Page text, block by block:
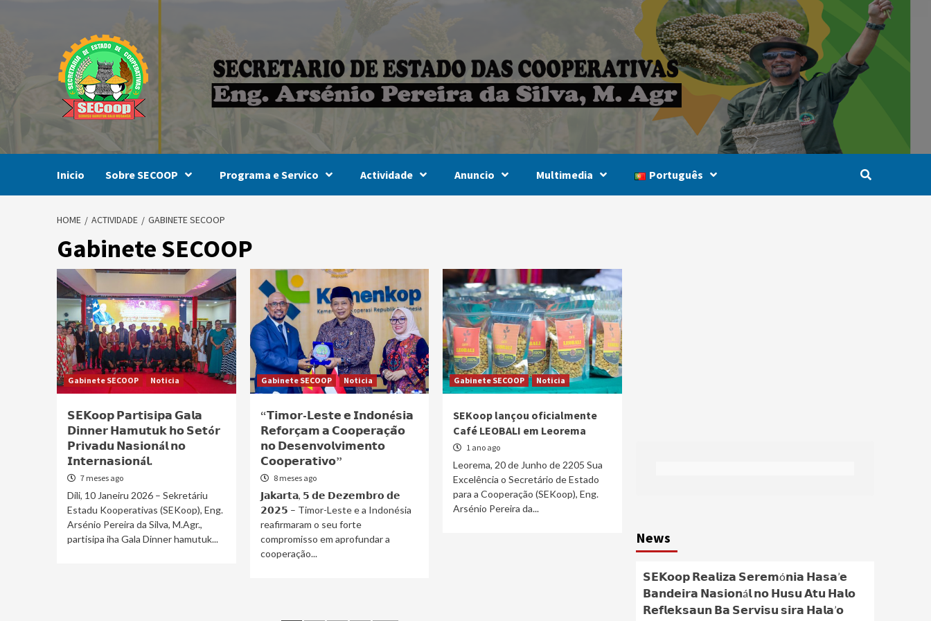
content
Inicio Sobre SECOOP Programa e Servico Actividade Anuncio Multimedia Português
HOME ACTIVIDADE GABINETE SECOOP
Gabinete SECOOP
Gabinete SECOOP Noticia
𝗦𝗘𝗞𝗼𝗼𝗽 𝗣𝗮𝗿𝘁𝗶𝘀𝗶𝗽𝗮 𝗚𝗮𝗹𝗮
𝗗𝗶𝗻𝗻𝗲𝗿 𝗛𝗮𝗺𝘂𝘁𝘂𝗸 𝗵𝗼 𝗦𝗲𝘁ó𝗿
𝗣𝗿𝗶𝘃𝗮𝗱𝘂 𝗡𝗮𝘀𝗶𝗼𝗻á𝗹 𝗻𝗼
𝗜𝗻𝘁𝗲𝗿𝗻𝗮𝘀𝗶𝗼𝗻á𝗹.
7 meses ago
Díli, 10 Janeiru 2026 – Sekretáriu
Estadu Kooperativas (SEKoop), Eng.
Arsénio Pereira da Silva, M.Agr.,
partisipa iha Gala Dinner hamutuk...
Gabinete SECOOP Noticia
“𝗧𝗶𝗺𝗼𝗿-𝗟𝗲𝘀𝘁𝗲 𝗲 𝗜𝗻𝗱𝗼𝗻é𝘀𝗶𝗮
𝗥𝗲𝗳𝗼𝗿𝗰̧𝗮𝗺 𝗮 𝗖𝗼𝗼𝗽𝗲𝗿𝗮𝗰̧𝗮̃𝗼
𝗻𝗼 𝗗𝗲𝘀𝗲𝗻𝘃𝗼𝗹𝘃𝗶𝗺𝗲𝗻𝘁𝗼
𝗖𝗼𝗼𝗽𝗲𝗿𝗮𝘁𝗶𝘃𝗼”
8 meses ago
𝗝𝗮𝗸𝗮𝗿𝘁𝗮, 𝟱 𝗱𝗲 𝗗𝗲𝘇𝗲𝗺𝗯𝗿𝗼 𝗱𝗲
𝟮𝟬𝟮𝟱 – Timor-Leste e a Indonésia
reafirmaram o seu forte
compromisso em aprofundar a
cooperação...
Gabinete SECOOP Noticia
SEKoop lançou oficialmente
Café LEOBALI em Leorema
1 ano ago
Leorema, 20 de Junho de 2205 Sua
Excelência o Secretário de Estado
para a Cooperação (SEKoop), Eng.
Arsénio Pereira da...
News
𝗦𝗘𝗞𝗼𝗼𝗽 𝗥𝗲𝗮𝗹𝗶𝘇𝗮 𝗦𝗲𝗿𝗲𝗺ó𝗻𝗶𝗮 𝗛𝗮𝘀𝗮’𝗲
𝗕𝗮𝗻𝗱𝗲𝗶𝗿𝗮 𝗡𝗮𝘀𝗶𝗼𝗻á𝗹 𝗻𝗼 𝗛𝘂𝘀𝘂 𝗔𝘁𝘂 𝗛𝗮𝗹𝗼
𝗥𝗲𝗳𝗹𝗲𝗸𝘀𝗮𝘂𝗻 𝗕𝗮 𝗦𝗲𝗿𝘃𝗶𝘀𝘂 𝘀𝗶𝗿𝗮 𝗛𝗮𝗹𝗮’𝗼